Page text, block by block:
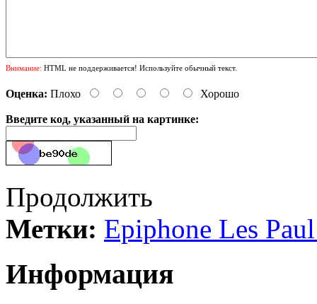
Внимание: HTML не поддерживается! Используйте обычный текст.
Оценка: Плохо Хорошо
Введите код, указанный на картинке:
Продолжить
Метки: Epiphone Les
Информация